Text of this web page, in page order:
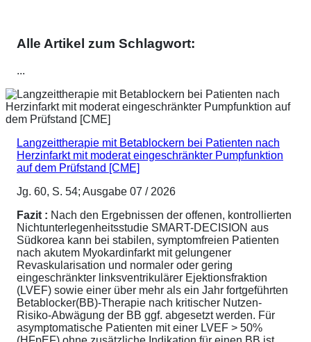
Alle Artikel zum Schlagwort:
...
Langzeittherapie mit Betablockern bei Patienten nach
Herzinfarkt mit moderat eingeschränkter Pumpfunktion
auf dem Prüfstand [CME]
Jg. 60, S. 54; Ausgabe 07 / 2026
Fazit : Nach den Ergebnissen der offenen, kontrollierten
Nichtunterlegenheitsstudie SMART-DECISION aus
Südkorea kann bei stabilen, symptomfreien Patienten
nach akutem Myokardinfarkt mit gelungener
Revaskularisation und normaler oder gering
eingeschränkter linksventrikulärer Ejektionsfraktion
(LVEF) sowie einer über mehr als ein Jahr fortgeführten
Betablocker(BB)-Therapie nach kritischer Nutzen-
Risiko-Abwägung der BB ggf. abgesetzt werden. Für
asymptomatische Patienten mit einer LVEF > 50%